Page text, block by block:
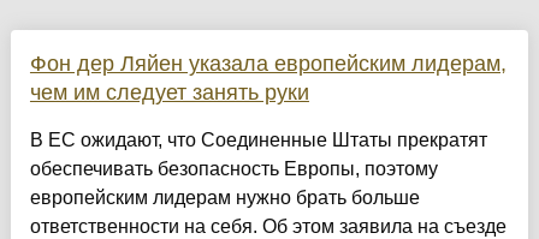
Фон дер Ляйен указала европейским лидерам,
чем им следует занять руки
В ЕС ожидают, что Соединенные Штаты прекратят
обеспечивать безопасность Европы, поэтому
европейским лидерам нужно брать больше
ответственности на себя. Об этом заявила на съезде